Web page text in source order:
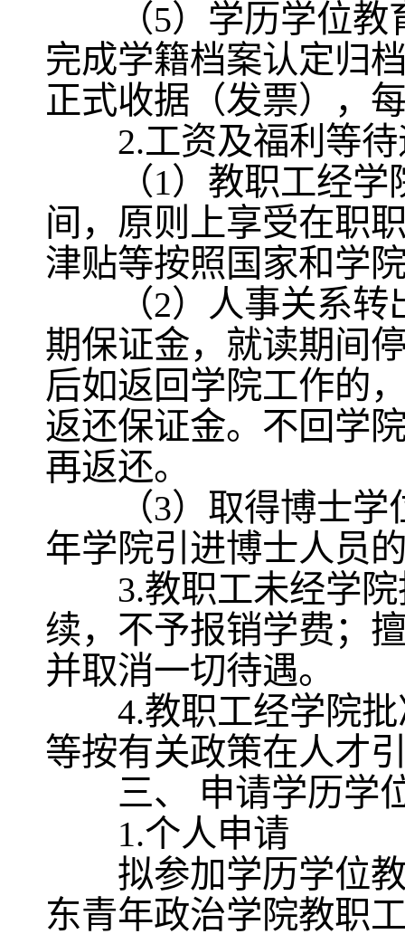
（5）学历学位教
完成学籍档案认定归
正式收据（发票），
2.工资及福利等待
（1）教职工经学
间，原则上享受在职
津贴等按照国家和学
（2）人事关系转
期保证金，就读期间
后如返回学院工作的
返还保证金。不回学
再返还。
（3）取得博士学
年学院引进博士人员
3.教职工未经学院
续，不予报销学费；
并取消一切待遇。
4.教职工经学院批
等按有关政策在人才
三、 申请学历学
1.个人申请
拟参加学历学位教
东青年政治学院教职